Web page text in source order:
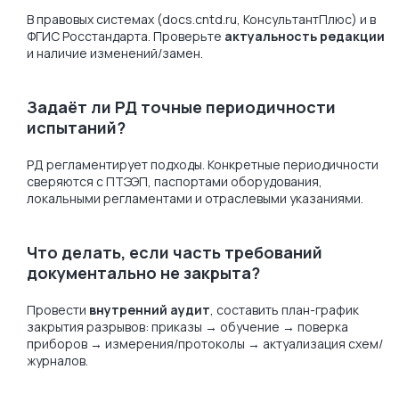
В правовых системах (docs.cntd.ru, КонсультантПлюс) и в
ФГИС Росстандарта. Проверьте актуальность редакции
и наличие изменений/замен.
Задаёт ли РД точные периодичности
испытаний?
РД регламентирует подходы. Конкретные периодичности
сверяются с ПТЭЭП, паспортами оборудования,
локальными регламентами и отраслевыми указаниями.
Что делать, если часть требований
документально не закрыта?
Провести внутренний аудит, составить план-график
закрытия разрывов: приказы → обучение → поверка
приборов → измерения/протоколы → актуализация схем/
журналов.